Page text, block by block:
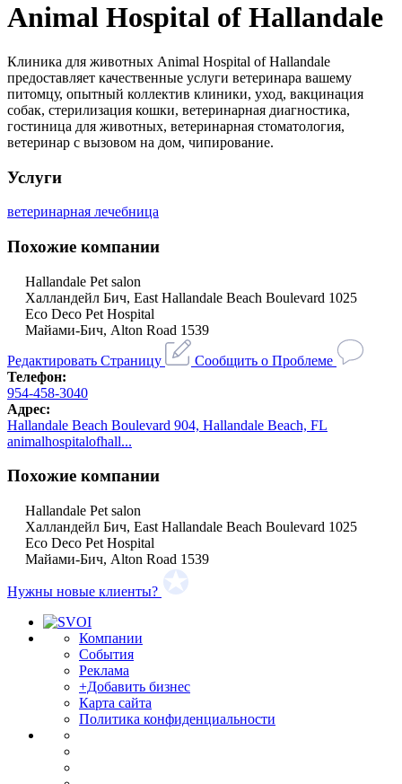
Animal Hospital of Hallandale
Клиника для животных Animal Hospital of Hallandale
предоставляет качественные услуги ветеринара вашему
питомцу, опытный коллектив клиники, уход, вакцинация
собак, стерилизация кошки, ветеринарная диагностика,
гостиница для животных, ветеринарная стоматология,
ветеринар с вызовом на дом, чипирование.
Услуги
ветеринарная лечебница
Похожие компании
Hallandale Pet salon
Халландейл Бич, East Hallandale Beach Boulevard 1025
Eco Deco Pet Hospital
Майами-Бич, Alton Road 1539
Редактировать Страницу
Сообщить о Проблеме
Телефон:
954-458-3040
Адрес:
Hallandale Beach Boulevard 904, Hallandale Beach, FL
animalhospitalofhall...
Похожие компании
Hallandale Pet salon
Халландейл Бич, East Hallandale Beach Boulevard 1025
Eco Deco Pet Hospital
Майами-Бич, Alton Road 1539
Нужны новые клиенты?
Компании
События
Реклама
+Добавить бизнес
Карта сайта
Политика конфиденциальности